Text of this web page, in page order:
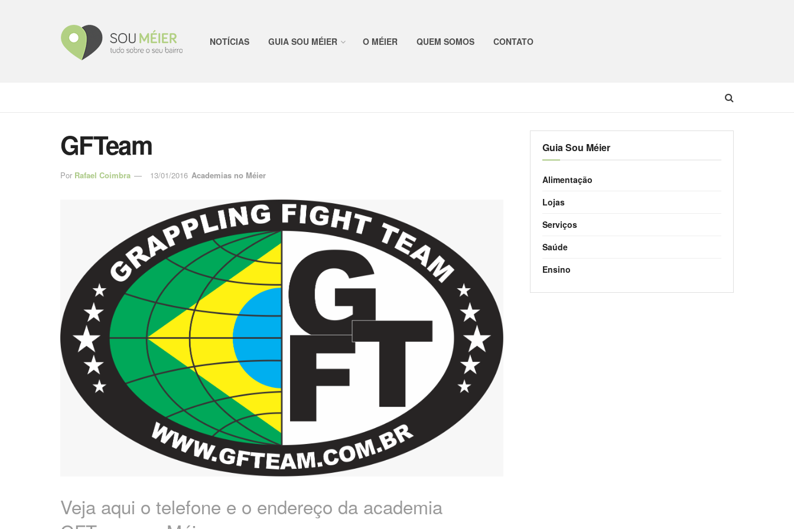
NOTÍCIAS GUIA SOU MÉIER O MÉIER QUEM SOMOS CONTATO
GFTeam
Por Rafael Coimbra 13/01/2016 Academias no Méier
Veja aqui o telefone e o endereço da academia
Guia Sou Méier
Alimentação
Lojas
Serviços
Saúde
Ensino